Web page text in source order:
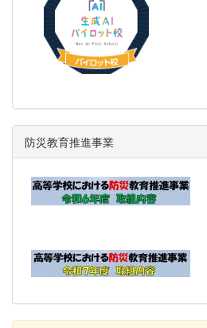
防災教育推進事業